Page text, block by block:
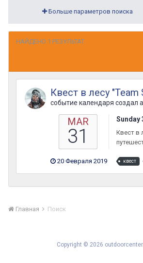
Больше параметров поиска
НАЙДЕНО 1 РЕЗУЛЬТАТ
Квест в лесу "Team
событие календаря создал
MAR
31
Sunday
Квест в
20 Февраля 2019 квест
Главная Поиск
Copyright © 2026